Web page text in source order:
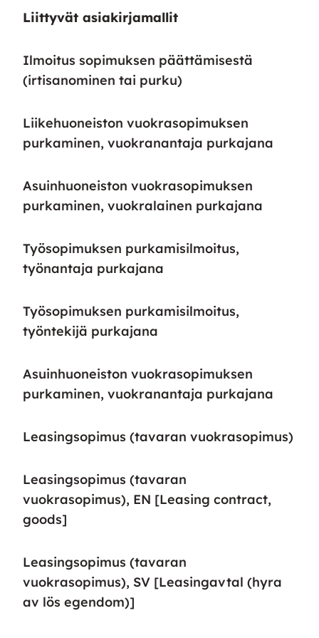
Liittyvät asiakirjamallit
Ilmoitus sopimuksen päättämisestä
(irtisanominen tai purku)
Liikehuoneiston vuokrasopimuksen
purkaminen, vuokranantaja purkajana
Asuinhuoneiston vuokrasopimuksen
purkaminen, vuokralainen purkajana
Työsopimuksen purkamisilmoitus,
työnantaja purkajana
Työsopimuksen purkamisilmoitus,
työntekijä purkajana
Asuinhuoneiston vuokrasopimuksen
purkaminen, vuokranantaja purkajana
Leasingsopimus (tavaran vuokrasopimus)
Leasingsopimus (tavaran
vuokrasopimus), EN [Leasing contract,
goods]
Leasingsopimus (tavaran
vuokrasopimus), SV [Leasingavtal (hyra
av lös egendom)]